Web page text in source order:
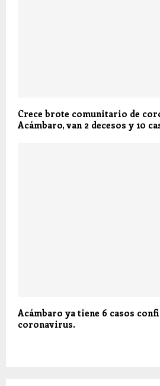
Crece brote comunitario de
Acámbaro, van 2 decesos y 10
Acámbaro ya tiene 6 casos
coronavirus.